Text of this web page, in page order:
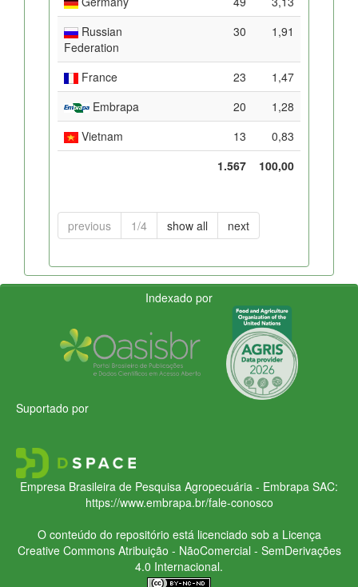
Russian
Federation
30 1,91
France 23
1,47
Embrapa
20
1,28
Vietnam
13
0,83
1.567
100,00
previous 1/4 show all next
Indexado por
Suportado por
Empresa Brasileira de Pesquisa Agropecuária - Embrapa SAC:
https://www.embrapa.br/fale-conosco
O conteúdo do repositório está licenciado sob a Licença
Creative CommonsAtribuição - NãoComercial - SemDerivações
4.0 Internacional.